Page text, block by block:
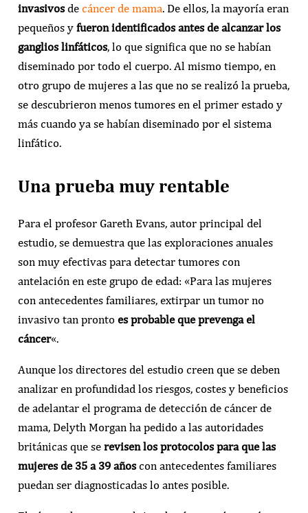
invasivosde cáncer de mama. De ellos, la mayoría eran
pequeños y fueron identificados antes de alcanzar los
ganglios linfáticos, lo que significa que no se habían
diseminado por todo el cuerpo. Al mismo tiempo, en
otro grupo de mujeres a las que no se realizó la prueba,
se descubrieron menos tumores en el primer estado y
más cuando ya se habían diseminado por el sistema
linfático.
Una prueba muy rentable
Para el profesor Gareth Evans, autor principal del
estudio, se demuestra que las exploraciones anuales
son muy efectivas para detectar tumores con
antelación en este grupo de edad: «Para las mujeres
con antecedentes familiares, extirpar un tumor no
invasivo tan pronto es probable que prevenga el
cáncer«.
Aunque los directores del estudio creen que se deben
analizar en profundidad los riesgos, costes y beneficios
de adelantar el programa de detección de cáncer de
mama, Delyth Morgan ha pedido a las autoridades
británicas que se revisen los protocolos para que las
mujeres de 35 a 39 añoscon antecedentes familiares
puedan ser diagnosticadas lo antes posible.